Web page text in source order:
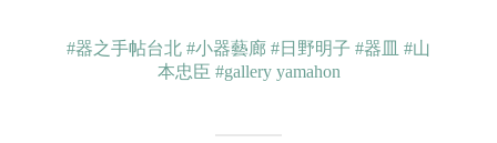
#器之手帖台北 #小器藝廊 #日野明子 #器皿 #山
本忠臣 #gallery yamahon